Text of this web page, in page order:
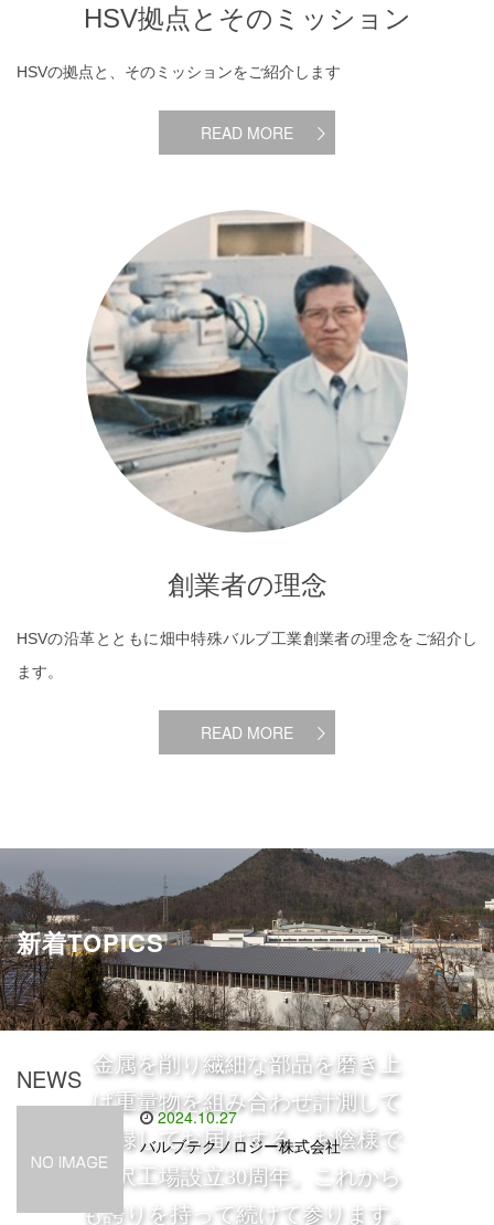
金属を削り繊細な部品を磨き上
げ重量物を組み合わせ計測して
記録してお届けする。お陰様で
米沢工場設立30周年。これから
も誇りを持って続けて参ります。
HSV拠点とそのミッション
HSVの拠点と、そのミッションをご紹介します
READ MORE
創業者の理念
HSVの沿革とともに畑中特殊バルブ工業創業者の理念をご紹介し
ます。
READ MORE
新着TOPICS
NEWS
2024.10.27
バルブテクノロジー株式会社